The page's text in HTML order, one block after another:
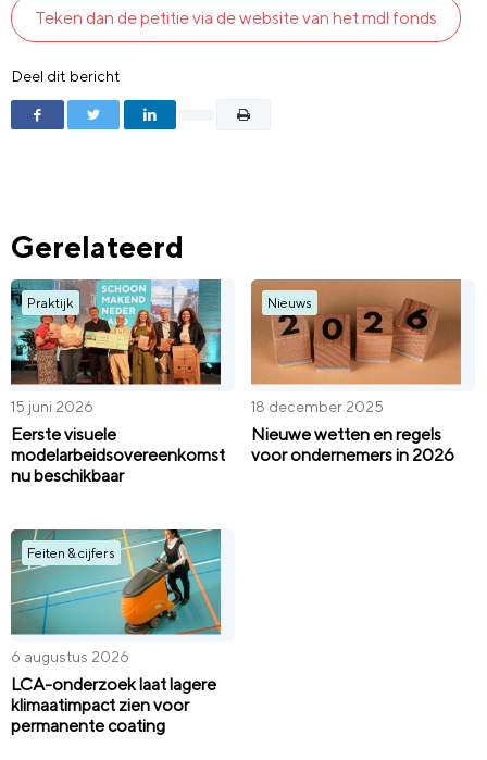
Teken dan de petitie via de website van het mdl fonds
Deel dit bericht
Gerelateerd
Praktijk
15 juni 2026
Eerste visuele
modelarbeidsovereenkomst
nu beschikbaar
Nieuws
18 december 2025
Nieuwe wetten en regels
voor ondernemers in 2026
Feiten & cijfers
6 augustus 2026
LCA-onderzoek laat lagere
klimaatimpact zien voor
permanente coating